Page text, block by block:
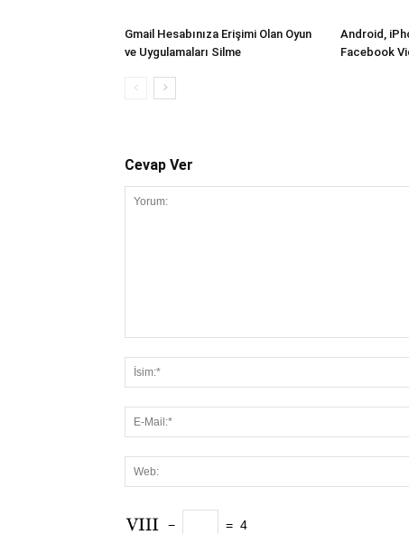
Gmail Hesabınıza Erişimi Olan Oyun
ve Uygulamaları Silme
Android,
Facebook
Cevap Ver
− = 4